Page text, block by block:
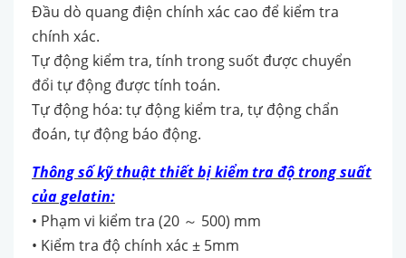
Đầu dò quang điện chính xác cao để kiểm tra
chính xác.
Tự động kiểm tra, tính trong suốt được chuyển
đổi tự động được tính toán.
Tự động hóa: tự động kiểm tra, tự động chẩn
đoán, tự động báo động.
Thông số kỹ thuậtthiết bị kiểm tra độ trong suất
của gelatin:
• Phạm vi kiểm tra (20 ～ 500) mm
• Kiểm tra độ chính xác ± 5mm